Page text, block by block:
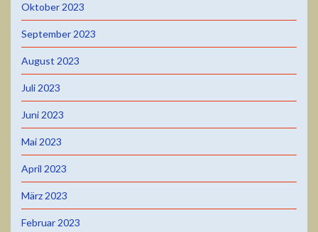
Oktober 2023
September 2023
August 2023
Juli 2023
Juni 2023
Mai 2023
April 2023
März 2023
Februar 2023